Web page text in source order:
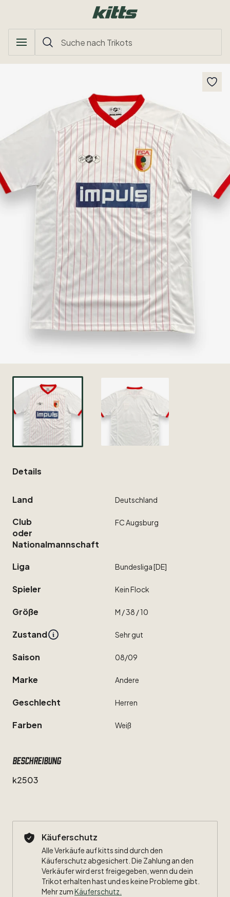
Details
Land Deutschland
Club
oder
Nationalmannschaft
FCAugsburg
Liga Bundesliga[DE]
Spieler KeinFlock
Größe M ​/​38 ​/​10
Zustand Sehrgut
Saison 08​/​09
Marke Andere
Geschlecht Herren
Farben Weiß
Beschreibung
k2503
Käuferschutz
Alle Verkäufe auf kitts sind durch den
Käuferschutz abgesichert. Die Zahlung an den
Verkäufer wird erst freigegeben, wenn du dein
Trikot erhalten hast und es keine Probleme gibt.
Mehr zumKäuferschutz